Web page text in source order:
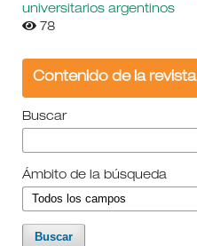
universitarios argentinos
78
Contenido de la revista
Buscar
Ámbito de la búsqueda